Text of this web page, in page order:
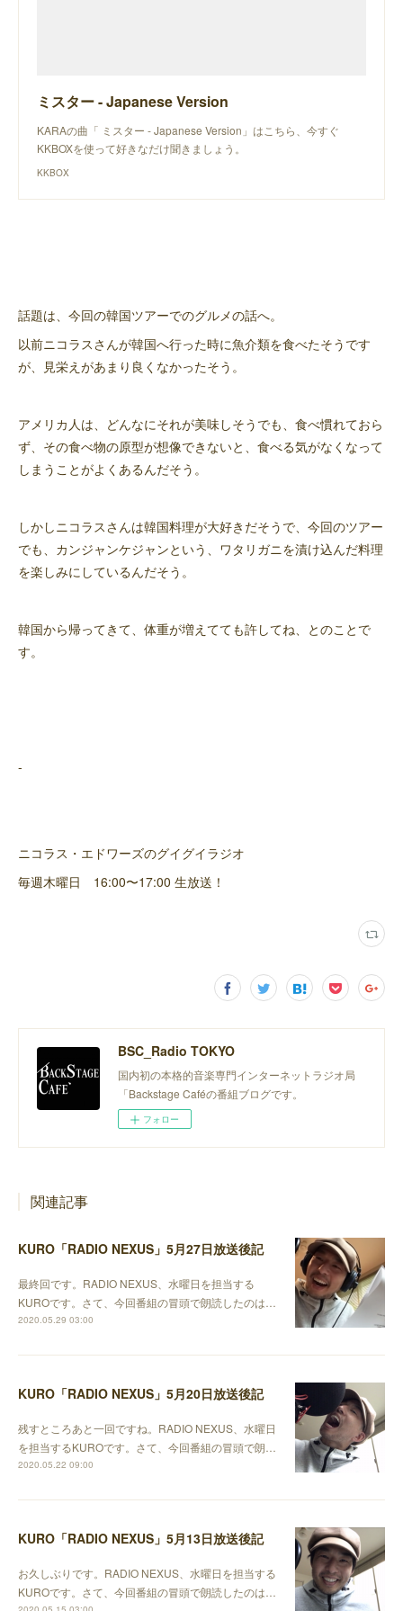
ミスター - Japanese Version
KARAの曲「 ミスター - Japanese Version」はこちら、今すぐ
KKBOXを使って好きなだけ聞きましょう。
KKBOX
話題は、今回の韓国ツアーでのグルメの話へ。
以前ニコラスさんが韓国へ行った時に魚介類を食べたそうです
が、見栄えがあまり良くなかったそう。
アメリカ人は、どんなにそれが美味しそうでも、食べ慣れておら
ず、その食べ物の原型が想像できないと、食べる気がなくなって
しまうことがよくあるんだそう。
しかしニコラスさんは韓国料理が大好きだそうで、今回のツアー
でも、カンジャンケジャンという、ワタリガニを漬け込んだ料理
を楽しみにしているんだそう。
韓国から帰ってきて、体重が増えてても許してね、とのことで
す。
-
ニコラス・エドワーズのグイグイラジオ
毎週木曜日 16:00〜17:00 生放送！
BSC_Radio TOKYO
国内初の本格的音楽専門インターネットラジオ局
「Backstage Caféの番組ブログです。
フォロー
関連記事
KURO「RADIO NEXUS」5月27日放送後記
最終回です。RADIO NEXUS、水曜日を担当する
KUROです。さて、今回番組の冒頭で朗読したのは…
2020.05.29 03:00
KURO「RADIO NEXUS」5月20日放送後記
残すところあと一回ですね。RADIO NEXUS、水曜日
を担当するKUROです。さて、今回番組の冒頭で朗…
2020.05.22 09:00
KURO「RADIO NEXUS」5月13日放送後記
お久しぶりです。RADIO NEXUS、水曜日を担当する
KUROです。さて、今回番組の冒頭で朗読したのは…